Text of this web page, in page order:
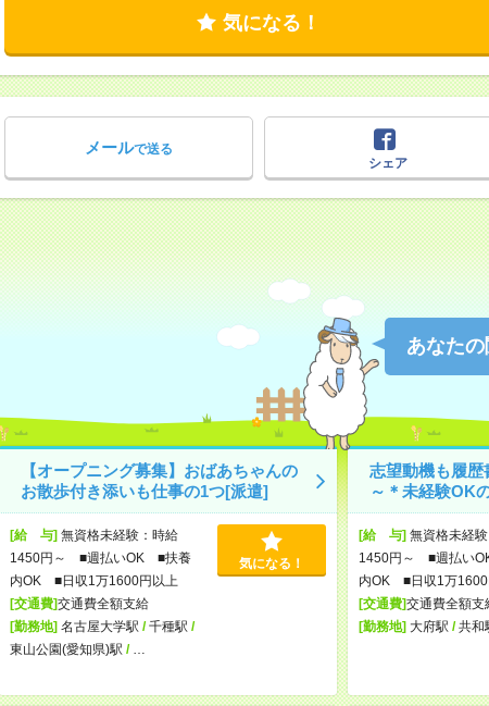
気になる！
メールで送る
シェア
あなた
【オープニング募集】おばあちゃんの
お散歩付き添いも仕事の1つ[派遣]
[給 与]無資格未経験：時給
1450円～ ■週払いOK ■扶養
内OK ■日収1万1600円以上
[交通費]交通費全額支給
[勤務地]名古屋大学駅 /千種駅 /
東山公園(愛知県)駅 /
気になる！
志望動機も履歴
～＊未経験OK
[給 与]無資格未経
1450円～ ■週払い
内OK ■日収1万1600
[交通費]交通費全額支
[勤務地]大府駅 /共和